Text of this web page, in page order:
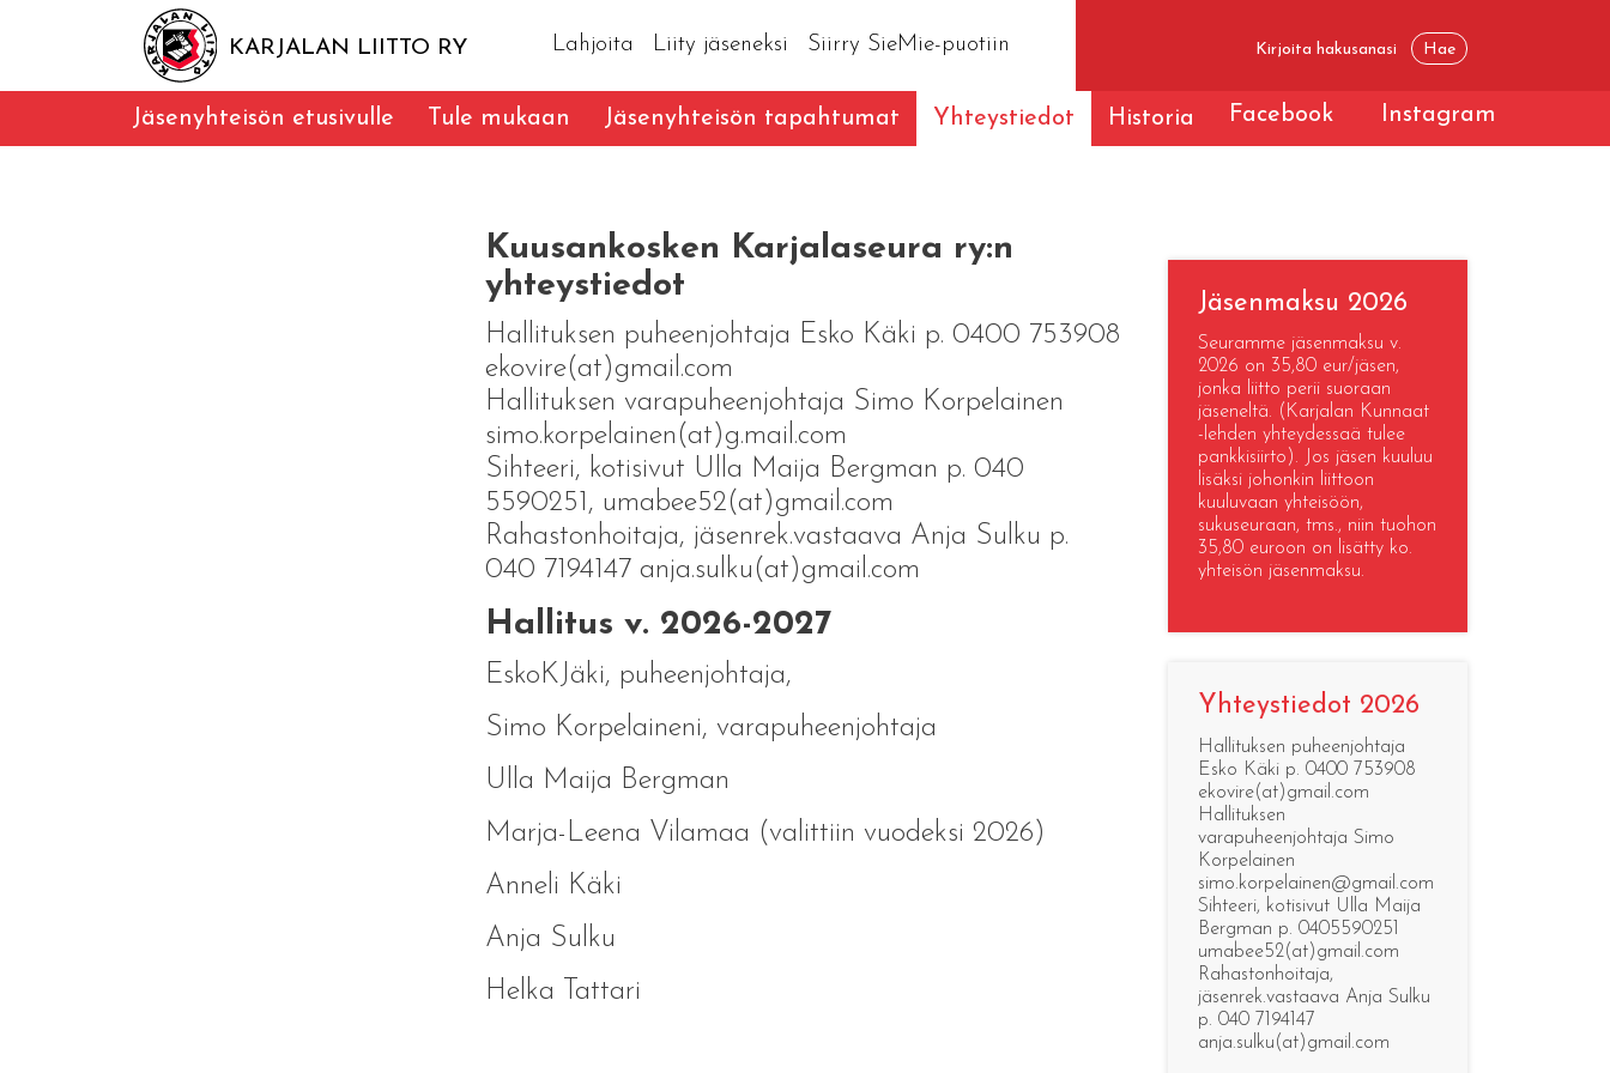
KARJALAN LIITTO RY Lahjoita Liity jäseneksi Siirry SieMie-puotiin
Jäsenyhteisön etusivulle Tule mukaan Jäsenyhteisön tapahtumat Yhteystiedot Historia Facebook Instagram
Kuusankosken Karjalaseura ry:n
yhteystiedot
Hallituksen puheenjohtaja Esko Käki p. 0400 753908
ekovire(at)gmail.com
Hallituksen varapuheenjohtaja Simo Korpelainen
simo.korpelainen(at)g.mail.com
Sihteeri, kotisivut Ulla Maija Bergman p. 040
5590251, umabee52(at)gmail.com
Rahastonhoitaja, jäsenrek.vastaava Anja Sulku p.
040 7194147 anja.sulku(at)gmail.com
Hallitus v. 2026-2027
EskoKJäki, puheenjohtaja,
Simo Korpelaineni, varapuheenjohtaja
Ulla Maija Bergman
Marja-Leena Vilamaa (valittiin vuodeksi 2026)
Anneli Käki
Anja Sulku
Helka Tattari
Jäsenmaksu 2026
Seuramme jäsenmaksu v.
2026 on 35,80 eur/jäsen,
jonka liitto perii suoraan
jäseneltä. (Karjalan Kunnaat
-lehden yhteydessaä tulee
pankkisiirto). Jos jäsen kuuluu
lisäksi johonkin liittoon
kuuluvaan yhteisöön,
sukuseuraan, tms., niin tuohon
35,80 euroon on lisätty ko.
yhteisön jäsenmaksu.
Yhteystiedot 2026
Hallituksen puheenjohtaja
Esko Käki p. 0400 753908
ekovire(at)gmail.com
Hallituksen
varapuheenjohtaja Simo
Korpelainen
simo.korpelainen@gmail.com
Sihteeri, kotisivut Ulla Maija
Bergman p. 0405590251
umabee52(at)gmail.com
Rahastonhoitaja,
jäsenrek.vastaava Anja Sulku
p. 040 7194147
anja.sulku(at)gmail.com